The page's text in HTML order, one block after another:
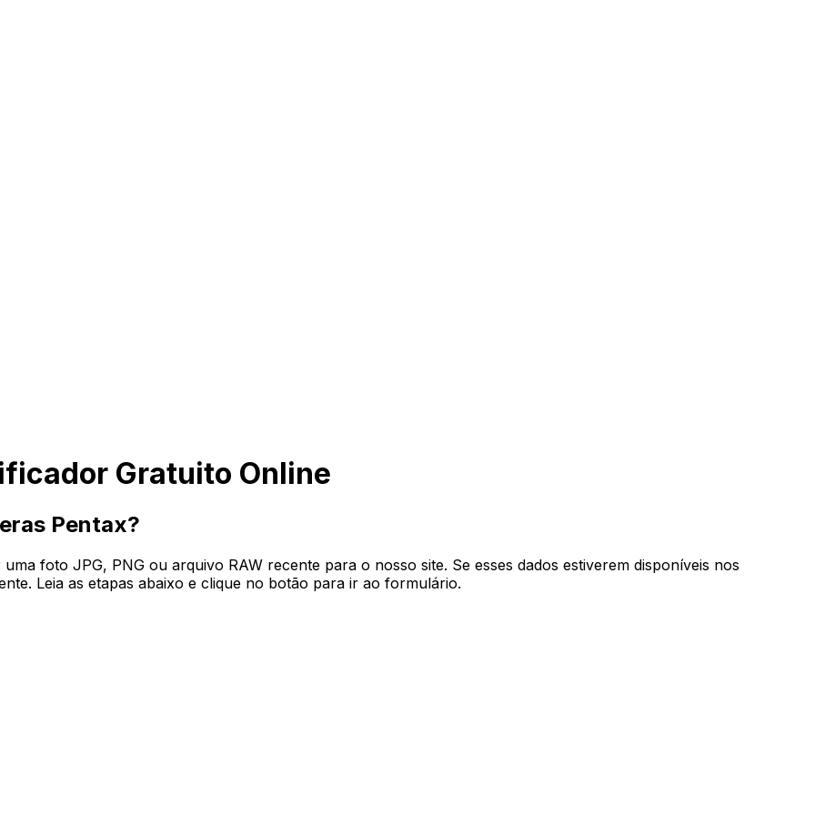
Gratuito Online
Pentax?
foto JPG, PNG ou arquivo RAW recente para o nosso site. Se esses dados estiverem disponíveis nos
Leia as etapas abaixo e clique no botão para ir ao formulário.